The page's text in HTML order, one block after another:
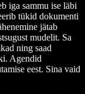
iga sammu ise läbi
tükid dokumenti
jätab
mudelit. Sa
ning saad
Agendid
eest. Sina vaid